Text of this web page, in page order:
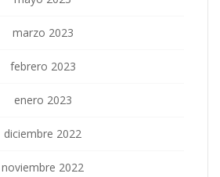
marzo 2023
febrero 2023
enero 2023
diciembre 2022
noviembre 2022